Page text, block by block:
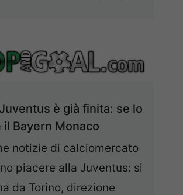
è già finita: se lo
il Bayern Monaco
notizie di calciomercato
piacere alla Juventus: si
da Torino, direzione